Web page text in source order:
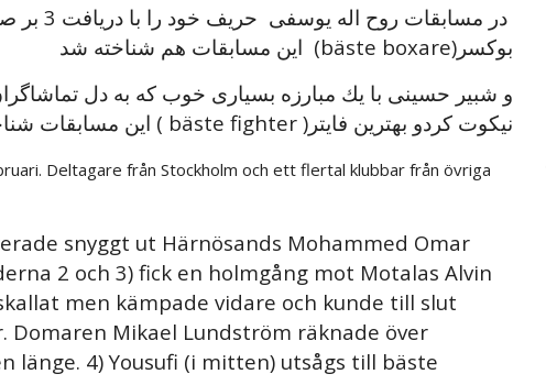
در
بوكسر(bäste boxare) اين مسابقات هم شناخته شد
و شبير حسينى با يك مبارزه بسيارى خوب كه به دل
نیكوت كردو بهترين فايتر( bäste fighter ) اين مسابقات شناخته شد.
Deltagare från Stockholm och ett flertal klubbar från övriga
snyggt ut Härnösands Mohammed Omar
2 och 3) fick en holmgång mot Motalas Alvin
men kämpade vidare och kunde till slut
Mikael Lundström räknade över
länge. 4) Yousufi (i mitten) utsågs till bäste